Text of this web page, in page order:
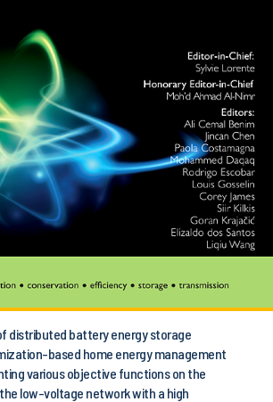
distributed battery energy storage
based home energy management
various objective functions on the
low-voltage network with a high